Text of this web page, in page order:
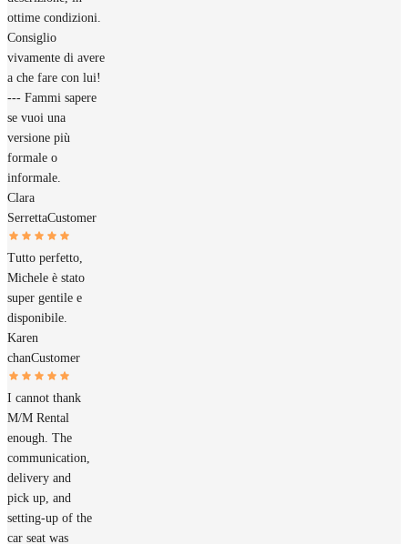
ottime condizioni.
Consiglio
vivamente di avere
a che fare con lui!
--- Fammi sapere
se vuoi una
versione più
formale o
informale.
Clara
SerrettaCustomer
Tutto perfetto,
Michele è stato
super gentile e
disponibile.
Karen
chanCustomer
I cannot thank
M/M Rental
enough. The
communication,
delivery and
pick up, and
setting-up of the
car seat was